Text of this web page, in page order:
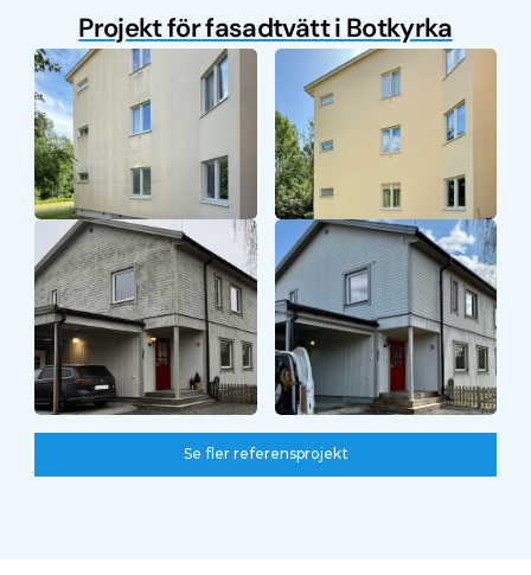
Projekt för fasadtvätt i Botkyrka
Före
Efter
Efter
Se fler referensprojekt